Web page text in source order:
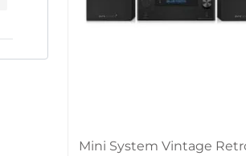
Mini System Vintage